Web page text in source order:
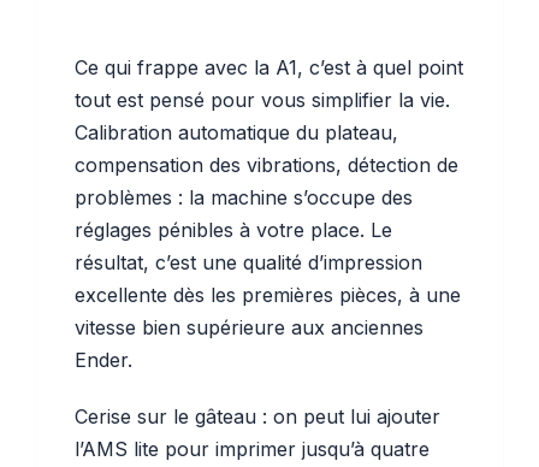
Ce qui frappe avec la A1, c’est à quel point
tout est pensé pour vous simplifier la vie.
Calibration automatique du plateau,
compensation des vibrations, détection de
problèmes : la machine s’occupe des
réglages pénibles à votre place. Le
résultat, c’est une qualité d’impression
excellente dès les premières pièces, à une
vitesse bien supérieure aux anciennes
Ender.
Cerise sur le gâteau : on peut lui ajouter
l’AMS lite pour imprimer jusqu’à quatre